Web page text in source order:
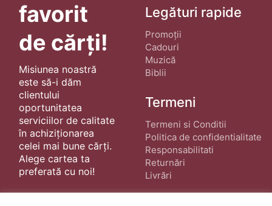
favorit
de cărți!
Misiunea noastră
este să-i dăm
clientului
oportunitatea
serviciilor de calitate
în achiziționarea
celei mai bune cărți.
Alege cartea ta
preferată cu noi!
Legături rapide
Promoții
Cadouri
Muzică
Biblii
Termeni
Termeni si Conditii
Politica de confidentialitate
Responsabilitati
Returnări
Livrări